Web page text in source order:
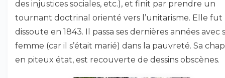
des injustices sociales, etc.), et finit par prendre un
tournant doctrinal orienté vers l’unitarisme. Elle fut
dissoute en 1843. Il passa ses dernières années avec
femme (car il s’était marié) dans la pauvreté. Sa
en piteux état, est recouverte de dessins obscènes.